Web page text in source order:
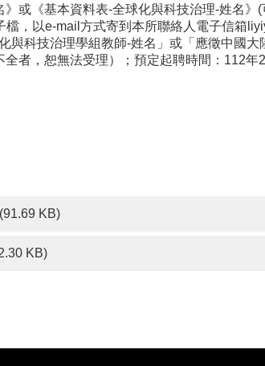
或《基本資料表-全球化與科技治理-姓名》
，以e-mail方式寄到本所聯絡人電子信箱
科技治理學組教師-姓名」或「應徵中國大
者，恕無法受理）；預定起聘時間：112年2
KB)
KB)